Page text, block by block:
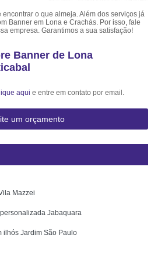
o que almeja. Além dos serviços já
Banner em Lona e Crachás. Por isso, fale
empresa. Garantimos a sua satisfação!
Banner de Lona
aqui e entre em contato por email.
um orçamento
Mazzei
Jabaquara
ilhós Jardim São Paulo